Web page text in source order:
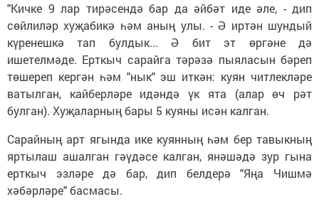
"Кичке 9 лар тирәсендә бар да әйбәт иде әле, - дип
сөйлиләр хуҗабикә һәм аның улы. - Ә иртән шундый
күренешкә тап булдык... Ә бит эт өргәне дә
ишетелмәде. Ерткыч сарайга тәрәзә пыяласын бәреп
төшереп кергән һәм "нык" эш иткән: куян читлекләре
ватылган, кайберләре идәндә үк ята (алар өч рәт
булган). Хуҗаларның бары 5 куяны исән калган.
Сарайның арт ягында ике куянның һәм бер тавыкның
яртылаш ашалган гәүдәсе калган, янәшәдә зур гына
ерткыч эзләре дә бар, дип белдерә "Яңа Чишмә
хәбәрләре" басмасы.